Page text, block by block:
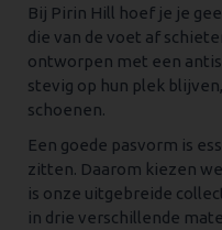
Bij Pirin Hill hoef je je
die van de voet af
ontworpen met een
stevig op hun plek
schoenen.
Een goede pasvorm is
zitten. Daarom kiezen
is onze uitgebreide
in drie verschillende